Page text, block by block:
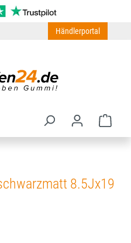
Händlerportal
8.5Jx19